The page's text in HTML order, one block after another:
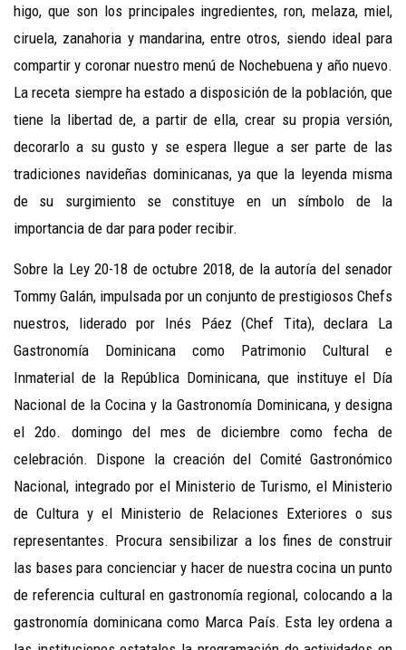
higo, que son los principales ingredientes, ron, melaza, miel,
ciruela, zanahoria y mandarina, entre otros, siendo ideal para
compartir y coronar nuestro menú de Nochebuena y año nuevo.
La receta siempre ha estado a disposición de la población, que
tiene la libertad de, a partir de ella, crear su propia versión,
decorarlo a su gusto y se espera llegue a ser parte de las
tradiciones navideñas dominicanas, ya que la leyenda misma
de su surgimiento se constituye en un símbolo de la
importancia de dar para poder recibir.
Sobre la Ley 20-18 de octubre 2018, de la autoría del senador
Tommy Galán, impulsada por un conjunto de prestigiosos Chefs
nuestros, liderado por Inés Páez (Chef Tita), declara La
Gastronomía Dominicana como Patrimonio Cultural e
Inmaterial de la República Dominicana, que instituye el Día
Nacional de la Cocina y la Gastronomía Dominicana, y designa
el 2do. domingo del mes de diciembre como fecha de
celebración. Dispone la creación del Comité Gastronómico
Nacional, integrado por el Ministerio de Turismo, el Ministerio
de Cultura y el Ministerio de Relaciones Exteriores o sus
representantes. Procura sensibilizar a los fines de construir
las bases para concienciar y hacer de nuestra cocina un punto
de referencia cultural en gastronomía regional, colocando a la
gastronomía dominicana como Marca País. Esta ley ordena a